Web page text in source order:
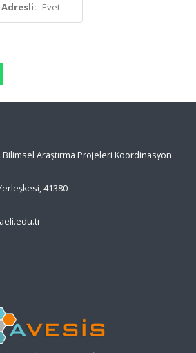
Evet
Araştırma Projeleri Koordinasyon
41380